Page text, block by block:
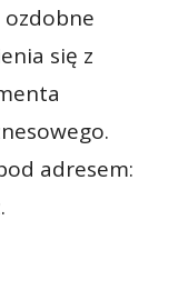
się z
adresem: